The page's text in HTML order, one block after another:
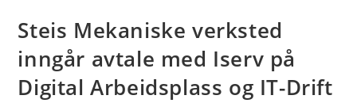
Steis Mekaniske verksted
inngår avtale med Iserv på
Digital Arbeidsplass og IT-Drift